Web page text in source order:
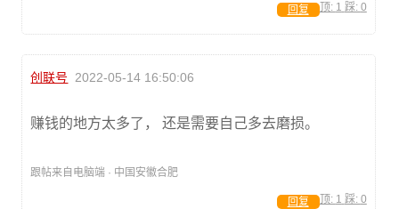
顶: 1 踩: 0
回复
创联号 2022-05-14 16:50:06
赚钱的地方太多了， 还是需要自己多去磨损。
跟帖来自电脑端 · 中国安徽合肥
顶: 1 踩: 0
回复